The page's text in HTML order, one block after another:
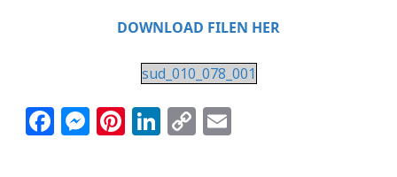
DOWNLOAD FILEN HER
sud_010_078_001
Facebook
Messenger
Pinterest
LinkedIn
Copy